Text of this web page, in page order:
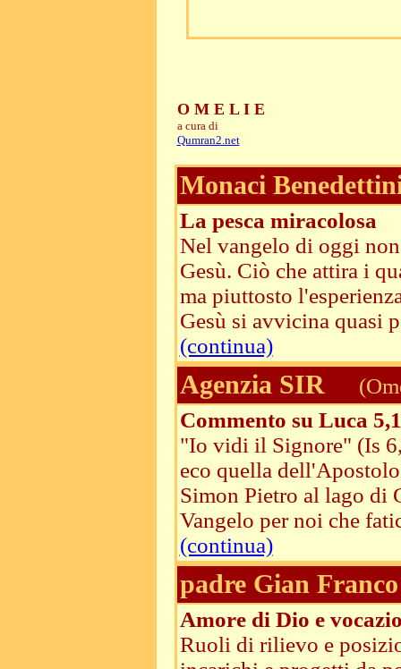
O M E L I E
a cura di
Qumran2.net
Monaci
La pesca miracolosa
Nel vangelo di oggi
Gesù. Ciò che attira i
ma piuttosto
Gesù si avvicina quasi
(continua)
Agenzia SIR
Commento su Luca
"Io vidi il Signore" (Is
eco quella
Simon Pietro al lago di
Vangelo per noi che
(continua)
padre Gian
Amore di Dio e
Ruoli di rilievo e